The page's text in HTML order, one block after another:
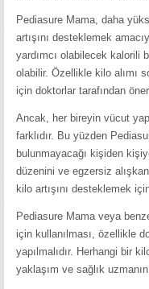
Pediasure Mama, daha
artışını desteklemek
yardımcı olabilecek kalorili
olabilir. Özellikle kilo alımı
için doktorlar tarafından
Ancak, her bireyin vücut
farklıdır. Bu yüzden
bulunmayacağı kişiden
düzenini ve egzersiz
kilo artışını desteklemek
Pediasure Mama veya
için kullanılması, özellikle
yapılmalıdır. Herhangi bir
yaklaşım ve sağlık